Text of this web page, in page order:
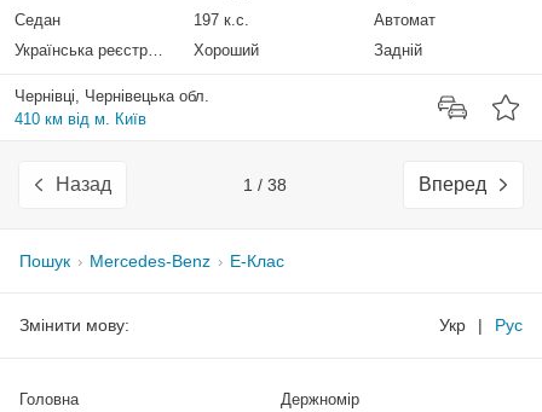
Седан
197 к.с.
Автомат
Українська реєстрація
Хороший Задній
Чернівці, Чернівецька обл.
410 км від м. Київ
Назад 1 / 38 Вперед
Пошук Mercedes-Benz E-Клас
Змінити мову: Укр | Рус
Головна Держномір